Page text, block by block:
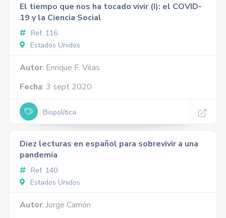
El tiempo que nos ha tocado vivir (I): el COVID-
19 y la Ciencia Social
Ref. 116
Estados Unidos
Autor: Enrique F. Vilas
Fecha: 3 sept 2020
Biopolítica
Diez lecturas en español para sobrevivir a una
pandemia
Ref. 140
Estados Unidos
Autor: Jorge Carrión